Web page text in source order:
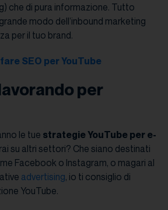
che di pura informazione. Tutto
modo dell’inbound marketing
per il tuo brand.
SEO per YouTube
per
le tue strategie YouTube per e-
su altri settori? Che siano destinati
Facebook o Instagram, o magari al
advertising, io ti consiglio di
YouTube.